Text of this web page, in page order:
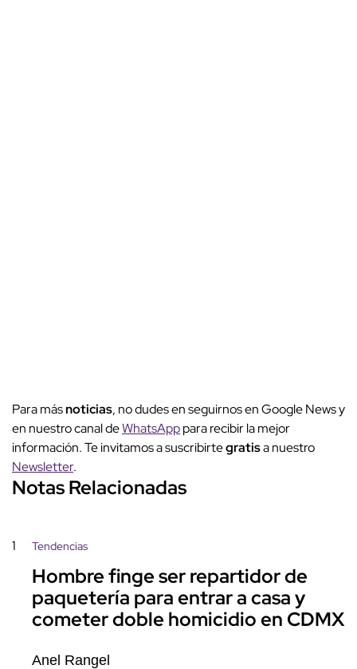
Para másnoticias, no dudes en seguirnos en Google News y
en nuestro canal deWhatsApppara recibir la mejor
información. Te invitamos a suscribirtegratisa nuestro
Newsletter.
Notas Relacionadas
1 Tendencias
Hombre finge ser repartidor de
paquetería para entrar a casa y
cometer doble homicidio en CDMX
Anel Rangel